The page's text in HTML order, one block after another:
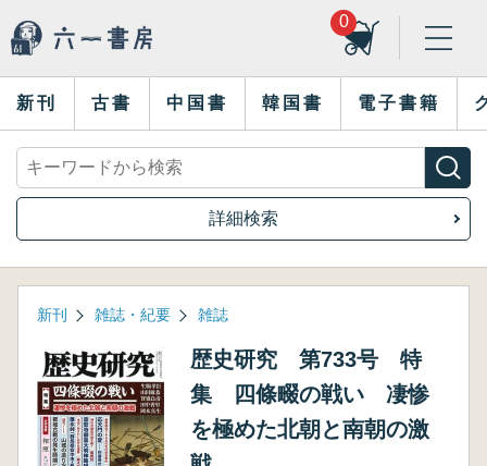
0
新刊 古書 中国書 韓国書 電子書籍
詳細検索
新刊 雑誌・紀要 雑誌
歴史研究 第733号 特
集 四條畷の戦い 凄惨
を極めた北朝と南朝の激